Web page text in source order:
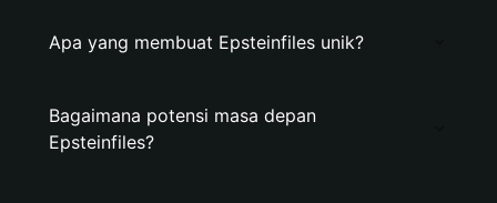
Apa yang membuat Epsteinfiles unik?
Bagaimana potensi masa depan
Epsteinfiles?